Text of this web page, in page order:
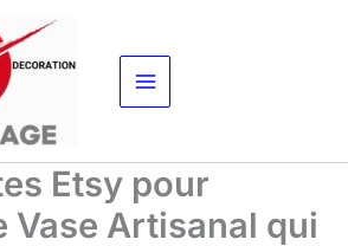
Etsy pour
Vase Artisanal qui